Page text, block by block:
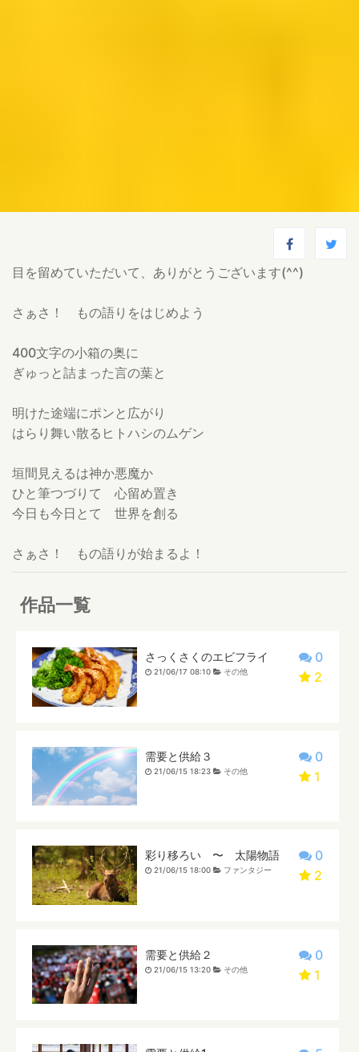
目を留めていただいて、ありがとうございます(^^)
さぁさ！ もの語りをはじめよう
400文字の小箱の奥に
ぎゅっと詰まった言の葉と
明けた途端にポンと広がり
はらり舞い散るヒトハシのムゲン
垣間見えるは神か悪魔か
ひと筆つづりて 心留め置き
今日も今日とて 世界を創る
さぁさ！ もの語りが始まるよ！
作品一覧
0
2
さっくさくのエビフライ
21/06/17 08:10 その他
0
1
需要と供給３
21/06/15 18:23 その他
0
2
彩り移ろい 〜 太陽物語
21/06/15 18:00 ファンタジー
0
1
需要と供給２
21/06/15 13:20 その他